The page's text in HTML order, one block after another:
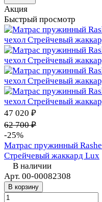
Акция
Быстрый просмотр
47 020 ₽
62 700 ₽
-25%
Матрас пружинный
Стрейчевый жаккард Lux
В наличии
Арт. 00-00082308
В корзину